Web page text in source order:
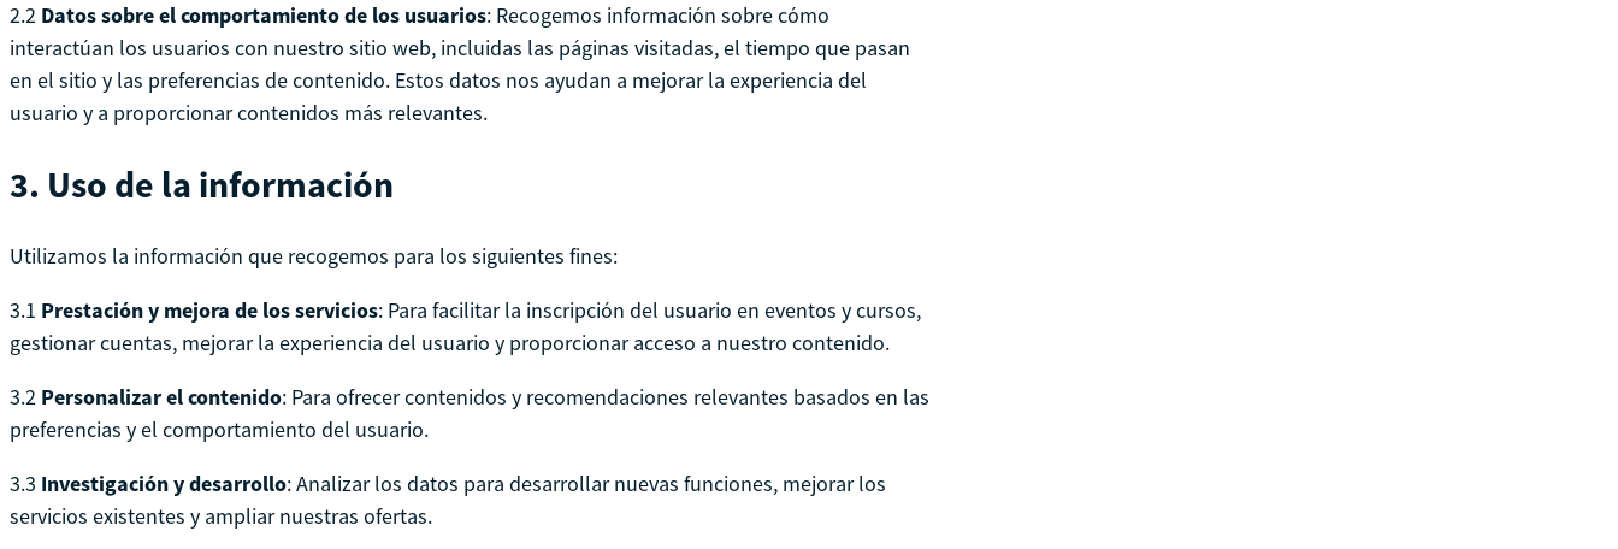
2.2 Datos sobre el comportamiento de los usuarios: Recogemos información sobre cómo
interactúan los usuarios con nuestro sitio web, incluidas las páginas visitadas, el tiempo que pasan
en el sitio y las preferencias de contenido. Estos datos nos ayudan a mejorar la experiencia del
usuario y a proporcionar contenidos más relevantes.
3. Uso de la información
Utilizamos la información que recogemos para los siguientes fines:
3.1 Prestación y mejora de los servicios: Para facilitar la inscripción del usuario en eventos y cursos,
gestionar cuentas, mejorar la experiencia del usuario y proporcionar acceso a nuestro contenido.
3.2 Personalizar el contenido: Para ofrecer contenidos y recomendaciones relevantes basados en las
preferencias y el comportamiento del usuario.
3.3 Investigación y desarrollo: Analizar los datos para desarrollar nuevas funciones, mejorar los
servicios existentes y ampliar nuestras ofertas.